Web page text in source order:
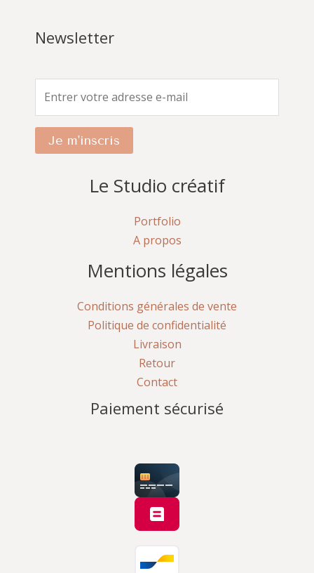
Newsletter
Je m'inscris
Le Studio créatif
Portfolio
A propos
Mentions légales
Conditions générales de vente
Politique de confidentialité
Livraison
Retour
Contact
Paiement sécurisé